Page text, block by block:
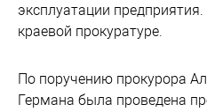
эксплуатации
краевой прокуратуре.
По поручению прокурора
Германа была проведена